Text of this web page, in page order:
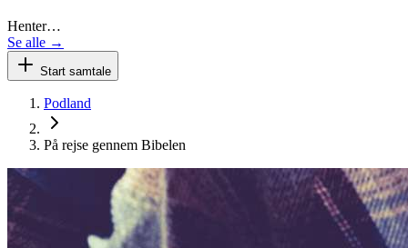
Henter…
Se alle →
Start samtale
Podland
På rejse gennem Bibelen